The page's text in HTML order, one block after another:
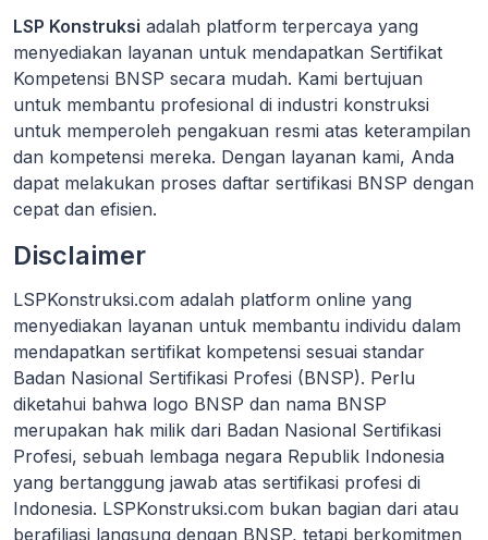
LSP Konstruksi adalah platform terpercaya yang
menyediakan layanan untuk mendapatkan Sertifikat
Kompetensi BNSP secara mudah. Kami bertujuan
untuk membantu profesional di industri konstruksi
untuk memperoleh pengakuan resmi atas keterampilan
dan kompetensi mereka. Dengan layanan kami, Anda
dapat melakukan proses daftar sertifikasi BNSP dengan
cepat dan efisien.
Disclaimer
LSPKonstruksi.com adalah platform online yang
menyediakan layanan untuk membantu individu dalam
mendapatkan sertifikat kompetensi sesuai standar
Badan Nasional Sertifikasi Profesi (BNSP). Perlu
diketahui bahwa logo BNSP dan nama BNSP
merupakan hak milik dari Badan Nasional Sertifikasi
Profesi, sebuah lembaga negara Republik Indonesia
yang bertanggung jawab atas sertifikasi profesi di
Indonesia. LSPKonstruksi.com bukan bagian dari atau
berafiliasi langsung dengan BNSP, tetapi berkomitmen